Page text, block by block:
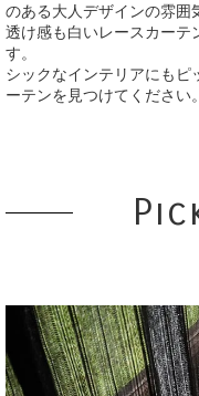
のある大人デザインの雰囲
透け感も白いレースカーテ
す。
シックなインテリアにもピ
ーテンを見つけてください。